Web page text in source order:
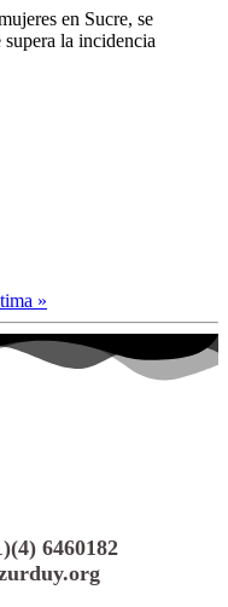
en Sucre, se
la incidencia
»
6460182